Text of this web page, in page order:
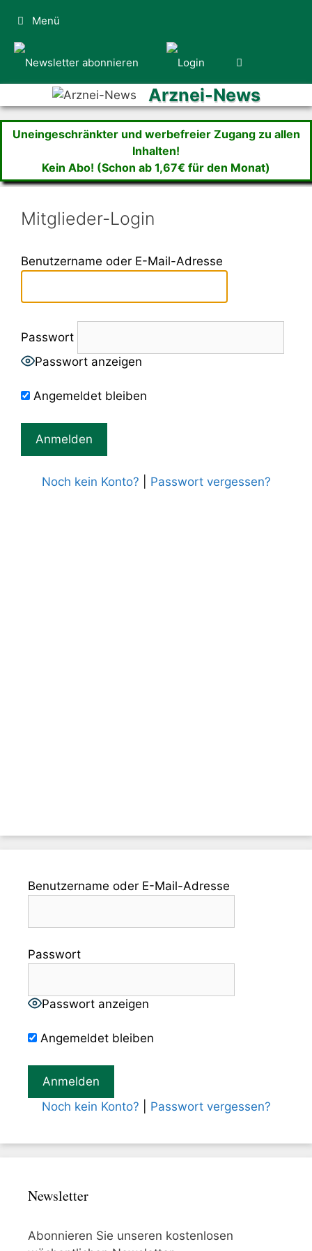
Inhalt
springen
Menü
Arznei-News
Uneingeschränkter und werbefreier Zugang zu allen
Inhalten!
Kein Abo! (Schon ab 1,67€ für den Monat)
Mitglieder-Login
Benutzername oder E-Mail-Adresse
Passwort
Passwort anzeigen
Angemeldet bleiben
Noch kein Konto? Passwort vergessen?
Benutzername oder E-Mail-Adresse
Passwort
Passwort anzeigen
Angemeldet bleiben
Noch kein Konto? Passwort vergessen?
Newsletter
Abonnieren Sie unseren kostenlosen